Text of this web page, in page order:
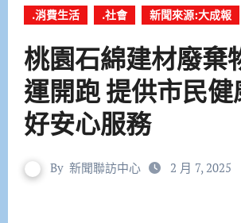
.消費生活 .社會 新聞來源:大成報
桃園石綿建材廢棄
運開跑 提供市民
好安心服務
By 新聞聯訪中心 2 月 7, 2025